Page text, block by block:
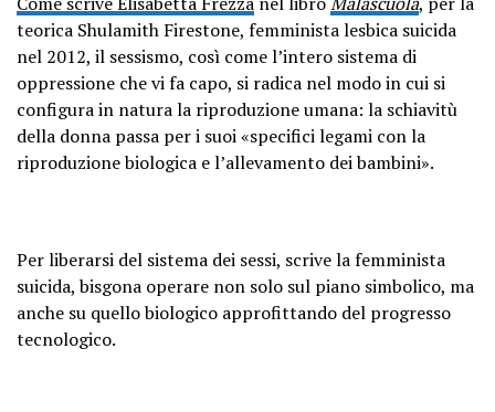
teorica Shulamith Firestone, femminista lesbica suicida
nel 2012, il sessismo, così come l’intero sistema di
oppressione che vi fa capo, si radica nel modo in cui si
configura in natura la riproduzione umana: la schiavitù
della donna passa per i suoi «specifici legami con la
riproduzione biologica e l’allevamento dei bambini».
Per liberarsi del sistema dei sessi, scrive la femminista
suicida, bisgona operare non solo sul piano simbolico, ma
anche su quello biologico approfittando del progresso
tecnologico.